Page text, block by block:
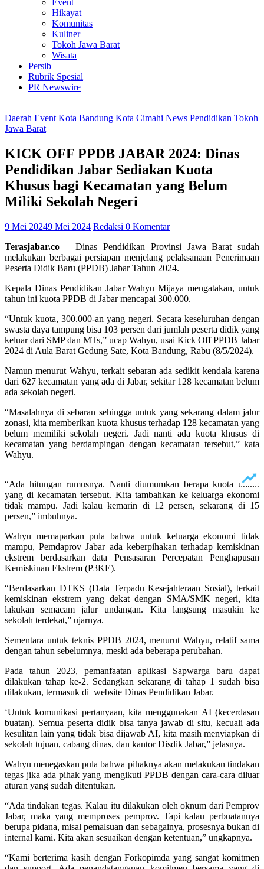
Event
Hikayat
Komunitas
Kuliner
Tokoh Jawa Barat
Wisata
Persib
Rubrik Spesial
PR Newswire
Daerah Event Kota Bandung Kota Cimahi News Pendidikan Tokoh
Jawa Barat
KICK OFF PPDB JABAR 2024: Dinas
Pendidikan Jabar Sediakan Kuota
Khusus bagi Kecamatan yang Belum
Miliki Sekolah Negeri
9 Mei 20249 Mei 2024 Redaksi 0 Komentar
Terasjabar.co – Dinas Pendidikan Provinsi Jawa Barat sudah
melakukan berbagai persiapan menjelang pelaksanaan Penerimaan
Peserta Didik Baru (PPDB) Jabar Tahun 2024.
Kepala Dinas Pendidikan Jabar Wahyu Mijaya mengatakan, untuk
tahun ini kuota PPDB di Jabar mencapai 300.000.
“Untuk kuota, 300.000-an yang negeri. Secara keseluruhan dengan
swasta daya tampung bisa 103 persen dari jumlah peserta didik yang
keluar dari SMP dan MTs,” ucap Wahyu, usai Kick Off PPDB Jabar
2024 di Aula Barat Gedung Sate, Kota Bandung, Rabu (8/5/2024).
Namun menurut Wahyu, terkait sebaran ada sedikit kendala karena
dari 627 kecamatan yang ada di Jabar, sekitar 128 kecamatan belum
ada sekolah negeri.
“Masalahnya di sebaran sehingga untuk yang sekarang dalam jalur
zonasi, kita memberikan kuota khusus terhadap 128 kecamatan yang
belum memiliki sekolah negeri. Jadi nanti ada kuota khusus di
kecamatan yang berdampingan dengan kecamatan tersebut,” kata
Wahyu.
“Ada hitungan rumusnya. Nanti diumumkan berapa kuota untuk
yang di kecamatan tersebut. Kita tambahkan ke keluarga ekonomi
tidak mampu. Jadi kalau kemarin di 12 persen, sekarang di 15
persen,” imbuhnya.
Wahyu memaparkan pula bahwa untuk keluarga ekonomi tidak
mampu, Pemdaprov Jabar ada keberpihakan terhadap kemiskinan
ekstrem berdasarkan data Pensasaran Percepatan Penghapusan
Kemiskinan Ekstrem (P3KE).
“Berdasarkan DTKS (Data Terpadu Kesejahteraan Sosial), terkait
kemiskinan ekstrem yang dekat dengan SMA/SMK negeri, kita
lakukan semacam jalur undangan. Kita langsung masukin ke
sekolah terdekat,” ujarnya.
Sementara untuk teknis PPDB 2024, menurut Wahyu, relatif sama
dengan tahun sebelumnya, meski ada beberapa perubahan.
Pada tahun 2023, pemanfaatan aplikasi Sapwarga baru dapat
dilakukan tahap ke-2. Sedangkan sekarang di tahap 1 sudah bisa
dilakukan, termasuk di website Dinas Pendidikan Jabar.
‘Untuk komunikasi pertanyaan, kita menggunakan AI (kecerdasan
buatan). Semua peserta didik bisa tanya jawab di situ, kecuali ada
kesulitan lain yang tidak bisa dijawab AI, kita masih menyiapkan di
sekolah tujuan, cabang dinas, dan kantor Disdik Jabar,” jelasnya.
Wahyu menegaskan pula bahwa pihaknya akan melakukan tindakan
tegas jika ada pihak yang mengikuti PPDB dengan cara-cara diluar
aturan yang sudah ditentukan.
“Ada tindakan tegas. Kalau itu dilakukan oleh oknum dari Pemprov
Jabar, maka yang memproses pemprov. Tapi kalau perbuatannya
berupa pidana, misal pemalsuan dan sebagainya, prosesnya bukan di
internal kami. Kita akan sesuaikan dengan ketentuan,” ungkapnya.
“Kami berterima kasih dengan Forkopimda yang sangat komitmen